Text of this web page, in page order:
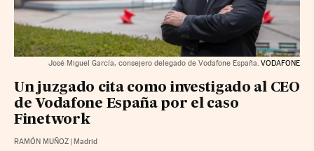
José Miguel García, consejero delegado de Vodafone España. VODAFONE
Un juzgado cita como investigado al CEO
de Vodafone España por el caso
Finetwork
RAMÓN MUÑOZ Madrid